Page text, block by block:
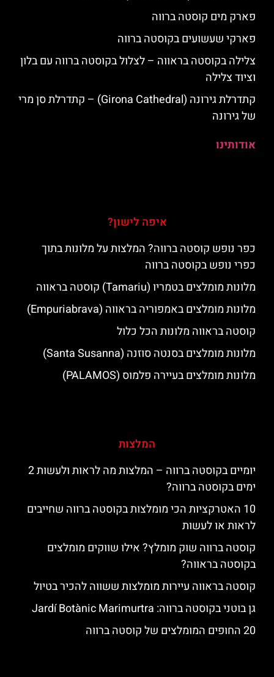
פארק מים קוסטה ברווה
פארקי שעשועים בקוסטה ברווה
צלילה בקוסטה בראווה – לצלול בקוסטה ברווה עם בלון
וציוד צלילה
קתדרלת גירונה (Girona Cathedral) – קתדרלת סן מרי
של גירונה
אודותינו
איפה לישון?
כפר נופש קוסטה ברווה? המלצות על מלונות בתוך
כפרי נופש בקוסטה ברווה
מלונות מומלצים בטמריו (Tamariu) קוסטה בראווה
מלונות מומלצים באמפוריה בראווה (Empuriabrava)
קוסטה בראווה מלונות הכל כלול
מלונות מומלצים בסנטה סוזנה (Santa Susanna)
מלונות מומלצים בעיירה פלמוס (PALAMOS)
המלצות
יומיים בקוסטה ברווה – המלצות מה לראות ולעשות 2
ימים בקוסטה ברווה?
10 האטרקציות הכי מומלצות בקוסטה ברווה שחייבים
לראות או לעשות
קוסטה ברווה שוק מומלץ? אילו שווקים מומלצים
בקוסטה בראווה?
קוסטה בראווה עיירות מומלצות ששווה להכיר בטיול
גן בוטני בקוסטה ברווה: ‪‪Jardí Botànic Marimurtra‬‬
20 החופים המומלצים של קוסטה ברווה